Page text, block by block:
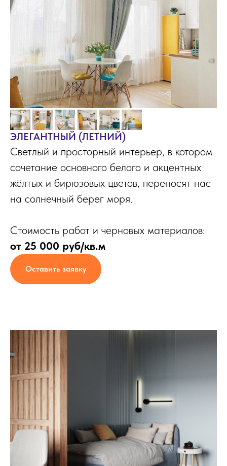
ЭЛЕГАНТНЫЙ (ЛЕТНИЙ)
Светлый и просторный интерьер, в котором
сочетание основного белого и акцентных
жёлтых и бирюзовых цветов, переносят нас
на солнечный берег моря.
Стоимость работ и черновых материалов:
от 25 000 руб/кв.м
Оставить заявку